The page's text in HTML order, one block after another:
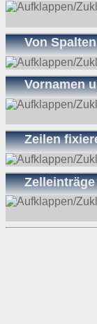
Von
Vornamen
Zeilen